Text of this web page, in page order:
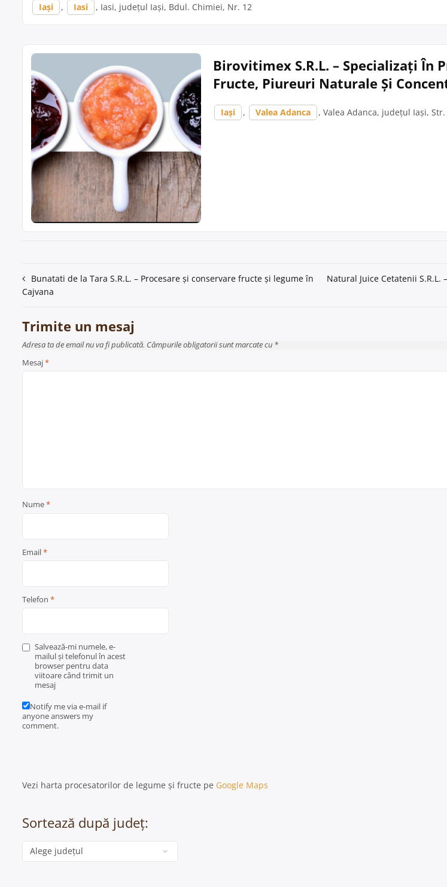
Iași , Iasi , Iasi, județul Iași, Bdul. Chimiei, Nr. 12
Birovitimex S.R.L. – Specializați În
Fructe, Piureuri Naturale Și
Iași , Valea Adanca , Valea Adanca, județul Iași,
Navigare
în
articole
Bunatati de la Tara S.R.L. – Procesare și conservare fructe și legume în
Cajvana
Natural Juice Cetatenii
Trimite un mesaj
Adresa ta de email nu va fi publicată. Câmpurile obligatorii sunt marcate cu *
Mesaj*
Nume*
Email*
Telefon *
Salvează-mi numele, e-
mailul și telefonul în acest
browser pentru data
viitoare când trimit un
mesaj
Notify me via e-mail if
anyone answers my
comment.
Vezi harta procesatorilor de legume și fructe pe Google Maps
Sortează după județ:
Categorie